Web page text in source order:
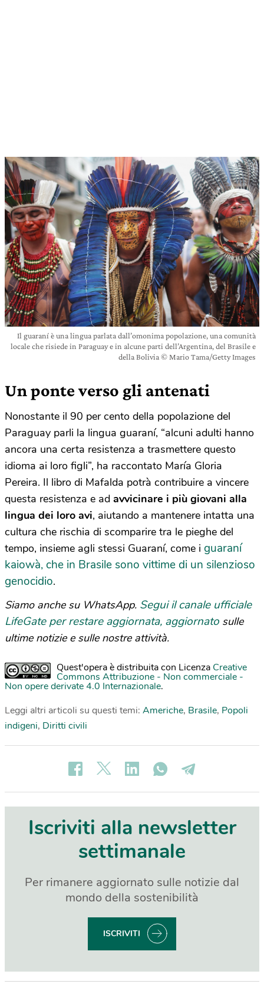
Il guaraní è una lingua parlata dall’omonima popolazione, una comunità
locale che risiede in Paraguay e in alcune parti dell’Argentina, del Brasile e
della Bolivia © Mario Tama/Getty Images
Un ponte verso gli antenati
Nonostante il 90 per cento della popolazione del
Paraguay parli la lingua guaraní, “alcuni adulti hanno
ancora una certa resistenza a trasmettere questo
idioma ai loro figli”, ha raccontato María Gloria
Pereira. Il libro di Mafalda potrà contribuire a vincere
questa resistenza e ad avvicinare i più giovani alla
lingua dei loro avi, aiutando a mantenere intatta una
cultura che rischia di scomparire tra le pieghe del
tempo, insieme agli stessi Guaraní, come i guaraní
kaiowà, che in Brasile sono vittime di un silenzioso
genocidio.
Siamo anche su WhatsApp. Segui il canale ufficiale
LifeGate per restare aggiornata, aggiornato sulle
ultime notizie e sulle nostre attività.
Quest'opera è distribuita con Licenza Creative
Commons Attribuzione - Non commerciale -
Non opere derivate 4.0 Internazionale.
Leggi altri articoli su questi temi: Americhe, Brasile, Popoli
indigeni, Diritti civili
Iscriviti alla newsletter
settimanale
Per rimanere aggiornato sulle notizie dal
mondo della sostenibilità
ISCRIVITI